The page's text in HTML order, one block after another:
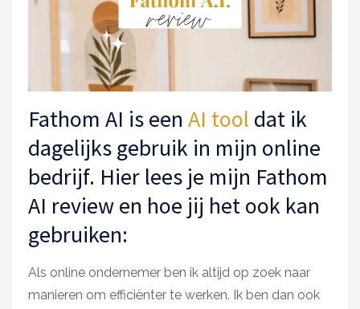
Fathom AI is een AI tool dat ik
dagelijks gebruik in mijn online
bedrijf. Hier lees je mijn Fathom
AI review en hoe jij het ook kan
gebruiken:
Als online ondernemer ben ik altijd op zoek naar
manieren om efficiënter te werken. Ik ben dan ook